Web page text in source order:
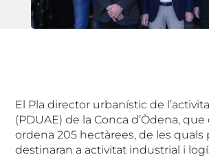
El Pla director urbanístic de
(PDUAE) de la Conca d’Òdena,
ordena 205 hectàrees, de les quals
destinaran a activitat industrial i